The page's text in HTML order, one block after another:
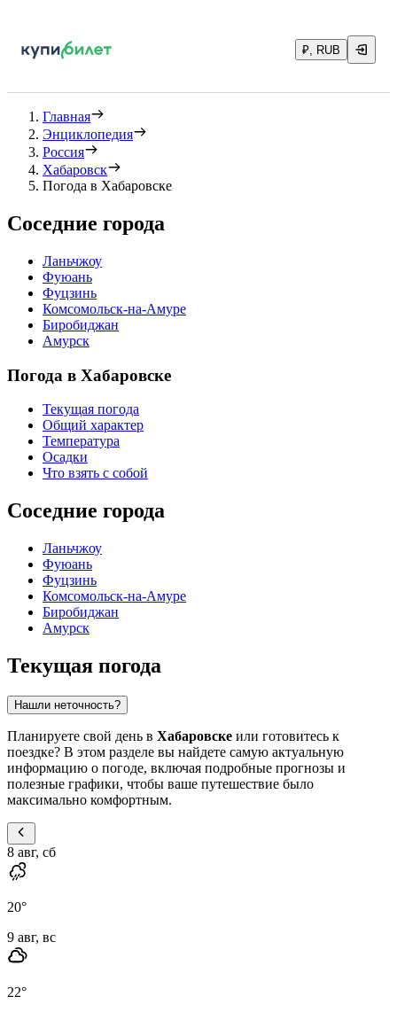
₽, RUB
Главная
Энциклопедия
Россия
Хабаровск
Погода в Хабаровске
Соседние города
Ланьчжоу
Фуюань
Фуцзинь
Комсомольск-на-Амуре
Биробиджан
Амурск
Погода в Хабаровске
Текущая погода
Общий характер
Температура
Осадки
Что взять с собой
Соседние города
Ланьчжоу
Фуюань
Фуцзинь
Комсомольск-на-Амуре
Биробиджан
Амурск
Текущая погода
Нашли неточность?
Планируете свой день в Хабаровске или готовитесь к
поездке? В этом разделе вы найдете самую актуальную
информацию о погоде, включая подробные прогнозы и
полезные графики, чтобы ваше путешествие было
максимально комфортным.
8 авг, сб
20°
9 авг, вс
22°